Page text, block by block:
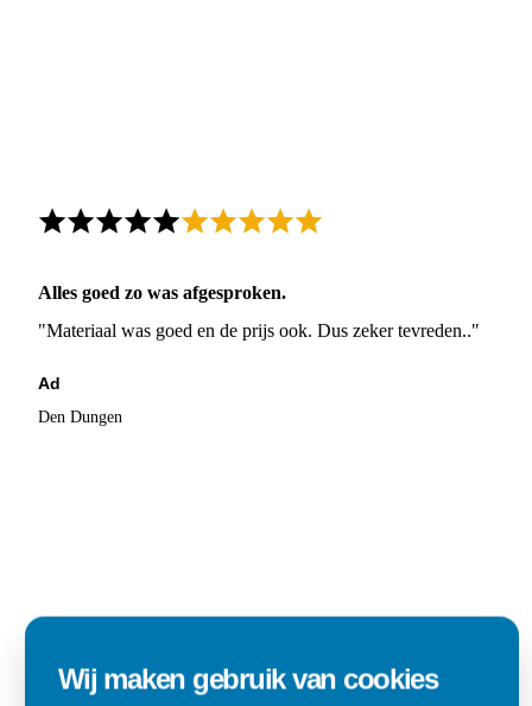
Alles goed zo was afgesproken.
"Materiaal was goed en de prijs ook. Dus zeker tevreden.."
Ad
Den Dungen
Wij maken gebruik van cookies